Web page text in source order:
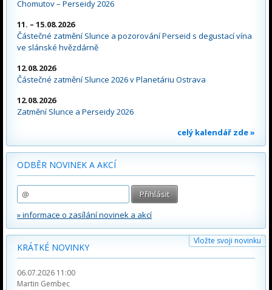
Chomutov – Perseidy 2026
11. – 15.08.2026
Částečné zatmění Slunce a pozorování Perseid s degustací vína
ve slánské hvězdárně
12.08.2026
Částečné zatmění Slunce 2026 v Planetáriu Ostrava
12.08.2026
Zatmění Slunce a Perseidy 2026
celý kalendář zde »
ODBĚR NOVINEK A AKCÍ
» informace o zasílání novinek a akcí
Vložte svoji novinku
KRÁTKÉ NOVINKY
06.07.2026 11:00
Martin Gembec